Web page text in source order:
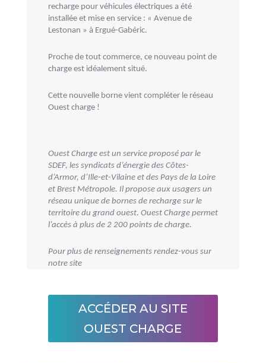
recharge pour véhicules électriques a été
installée et mise en service : « Avenue de
Lestonan » à Ergué-Gabéric.
Proche de tout commerce, ce nouveau point de
charge est idéalement situé.
Cette nouvelle borne vient compléter le réseau
Ouest charge !
Ouest Charge est un service proposé par le
SDEF, les syndicats d’énergie des Côtes-
d’Armor, d’Ille-et-Vilaine et des Pays de la Loire
et Brest Métropole. Il propose aux usagers un
réseau unique de bornes de recharge sur le
territoire du grand ouest. Ouest Charge permet
l’accès à plus de 2 200 points de charge.
Pour plus de renseignements rendez-vous sur
notre site
ACCÉDER AU SITE
OUEST CHARGE